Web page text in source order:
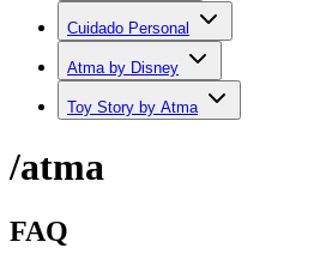
Cuidado Personal
Atma by Disney
Toy Story by Atma
/atma
FAQ